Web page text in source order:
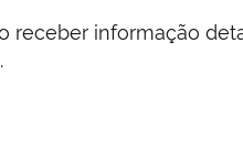
receber informação